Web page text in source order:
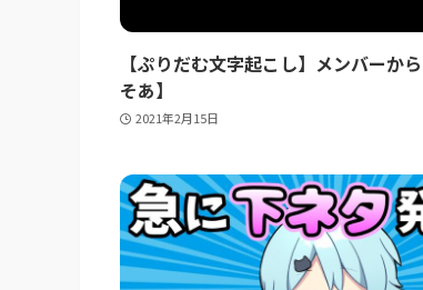
【ぷりだむ文字起こし】メンバーか
そあ】
2021年2月15日